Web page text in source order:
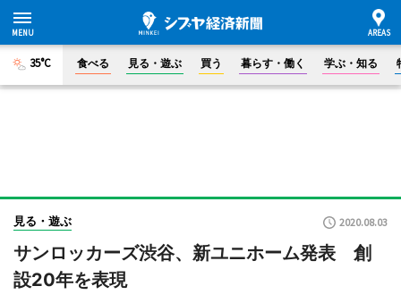
35°C 食べる 見る・遊ぶ 買う 暮らす・働く 学ぶ・知る
見る・遊ぶ 2020.08.03
サンロッカーズ渋谷、新ユニホーム発表 創
設20年を表現